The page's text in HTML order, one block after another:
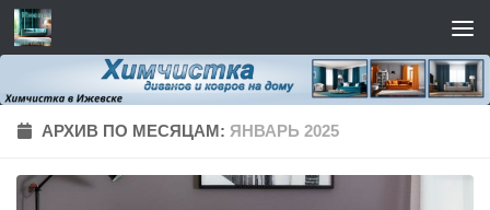
Перейти к содержимому
АРХИВ ПО МЕСЯЦАМ: ЯНВАРЬ 2025